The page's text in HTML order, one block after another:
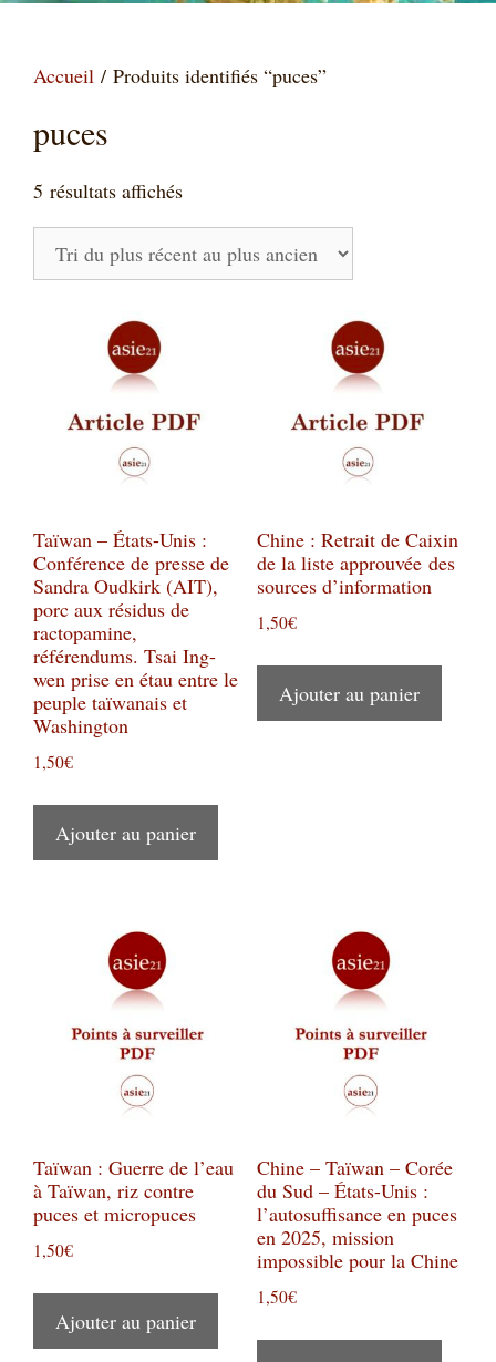
Accueil / Produits identifiés “puces”
puces
5 résultats affichésTrié
du
plus
récent
Taïwan – États-Unis :
Conférence de presse de
Sandra Oudkirk (AIT),
porc aux résidus de
ractopamine,
référendums. Tsai Ing-
wen prise en étau entre le
peuple taïwanais et
Washington
1,50€
Ajouter au panier
Chine : Retrait de Caixin
de la liste approuvée des
sources d’information
1,50€
Ajouter au panier
Taïwan : Guerre de l’eau
à Taïwan, riz contre
puces et micropuces
1,50€
Ajouter au panier
Chine – Taïwan – Corée
du Sud – États-Unis :
l’autosuffisance en puces
en 2025, mission
impossible pour la Chine
1,50€